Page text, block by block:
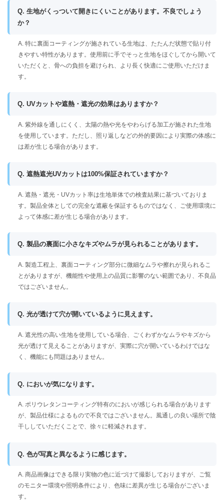
Q. 生地がくっついて開きにくいことがあります。不良でしょう
か？
A. 特に裏面コーティングが施されている生地は、たたんだ状態で貼り付
きやすい特性があります。使用前に手でそっと生地をほぐしてから開いて
いただくと、骨への負担を避けられ、より長く快適にご使用いただけま
す。
Q. UVカットや遮熱・遮光の効果はありますか？
A. 紫外線を通しにくく、太陽の熱や光をやわらげる加工が施された生地
を使用しています。ただし、照り返しなどの外的要因により実際の体感に
は差が生じる場合があります。
Q. 遮熱遮光UVカットは100%保証されていますか？
A. 遮熱・遮光・UVカット率は生地単体での検査結果に基づいておりま
す。製品全体としての完全な遮蔽を保証するものではなく、ご使用環境に
よって体感に差が生じる場合があります。
Q. 製品の裏面に小さなキズやムラが見られることがあります。
A. 製造工程上、裏面コーティング部分に微細なムラや擦れが見られるこ
とがありますが、機能性や使用上の品質に影響のない範囲であり、不良品
ではございません。
Q. 光が透けて穴が開いているように見えます。
A. 遮光性の高い生地を使用している場合、ごくわずかなムラやキズから
光が透けて見えることがありますが、実際に穴が開いているわけではな
く、機能にも問題はありません。
Q. においが気になります。
A. ポリウレタンコーティング特有のにおいが感じられる場合があります
が、製品仕様によるもので不良ではございません。風通しの良い場所で陰
干ししていただくことで、徐々に軽減されます。
Q. 色が写真と異なるように感じます。
A. 商品画像はできる限り実物の色に近づけて撮影しておりますが、ご覧
のモニター環境や照明条件により、色味に差異が生じる場合がございま
す。